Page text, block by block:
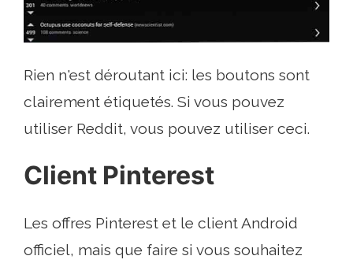
Rien n'est déroutant ici: les boutons sont
clairement étiquetés. Si vous pouvez
utiliser Reddit, vous pouvez utiliser ceci.
Client Pinterest
Les offres Pinterest et le client Android
officiel, mais que faire si vous souhaitez